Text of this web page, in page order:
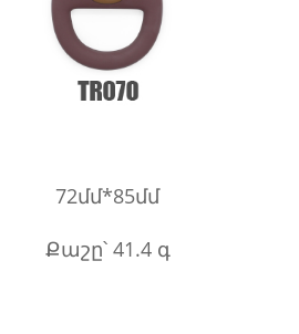
72մմ*85մմ
Քաշը՝ 41.4 գ